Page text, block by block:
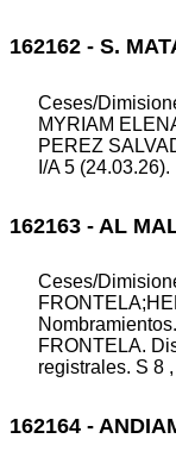
162162 - S.
Ceses/
MYRIAM
PEREZ
I/A 5 (24.03.26).
162163 - AL
Ceses/
FRONTELA.
registrales. S 8
162164 -